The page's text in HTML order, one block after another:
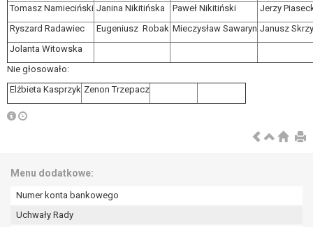
Tomasz Namieciński Janina Nikitińska Paweł Nikitiński
Jerzy
Ryszard Radawiec
Eugeniusz Robak Mieczysław Sawaryn Janusz
Jolanta Witowska
Nie głosowało:
Elżbieta Kasprzyk Zenon Trzepacz
Menu dodatkowe:
Numer konta bankowego
Uchwały Rady